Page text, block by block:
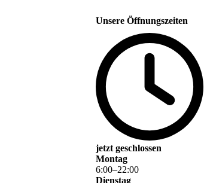
Unsere Öffnungszeiten
jetzt geschlossen
Montag
6:00–22:00
Dienstag